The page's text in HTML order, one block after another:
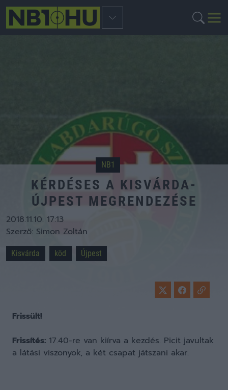
NB1
KÉRDÉSES A KISVÁRDA-
ÚJPEST MEGRENDEZÉSE
2018.11.10. 17:13
Szerző: Simon Zoltán
Kisvárda köd Újpest
Frissült!
Frissítés: 17.40-re van kiírva a kezdés. Picit javultak
a látási viszonyok, a két csapat játszani akar.